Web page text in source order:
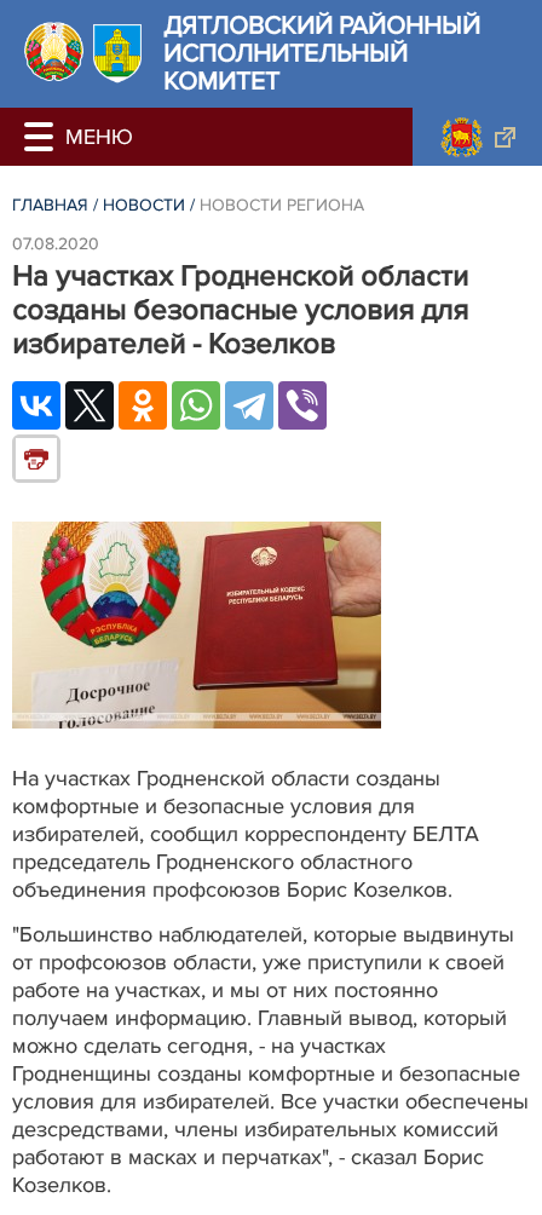
ДЯТЛОВСКИЙ РАЙОННЫЙ
ИСПОЛНИТЕЛЬНЫЙ
КОМИТЕТ
ГЛАВНАЯ / НОВОСТИ / НОВОСТИ РЕГИОНА
07.08.2020
На участках Гродненской области
созданы безопасные условия для
избирателей - Козелков
На участках Гродненской области созданы
комфортные и безопасные условия для
избирателей, сообщил корреспонденту БЕЛТА
председатель Гродненского областного
объединения профсоюзов Борис Козелков.
"Большинство наблюдателей, которые выдвинуты
от профсоюзов области, уже приступили к своей
работе на участках, и мы от них постоянно
получаем информацию. Главный вывод, который
можно сделать сегодня, - на участках
Гродненщины созданы комфортные и безопасные
условия для избирателей. Все участки обеспечены
дезсредствами, члены избирательных комиссий
работают в масках и перчатках", - сказал Борис
Козелков.